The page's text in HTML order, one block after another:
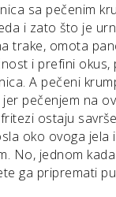
sa pečenim
i zato što je
trake, omota
i prefini okus,
A pečeni
pečenjem na
ostaju
oko ovoga jela
No, jednom
ga pripremati